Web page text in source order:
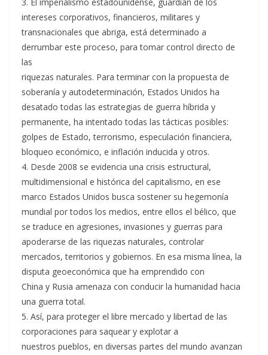
intereses corporativos, financieros, militares y
transnacionales que abriga, está determinado a
derrumbar este proceso, para tomar control directo de
las
riquezas naturales. Para terminar con la propuesta de
soberanía y autodeterminación, Estados Unidos ha
desatado todas las estrategias de guerra híbrida y
permanente, ha intentado todas las tácticas posibles:
golpes de Estado, terrorismo, especulación financiera,
bloqueo económico, e inflación inducida y otros.
4. Desde 2008 se evidencia una crisis estructural,
multidimensional e histórica del capitalismo, en ese
marco Estados Unidos busca sostener su hegemonía
mundial por todos los medios, entre ellos el bélico, que
se traduce en agresiones, invasiones y guerras para
apoderarse de las riquezas naturales, controlar
mercados, territorios y gobiernos. En esa misma línea, la
disputa geoeconómica que ha emprendido con
China y Rusia amenaza con conducir la humanidad hacia
una guerra total.
5. Así, para proteger el libre mercado y libertad de las
corporaciones para saquear y explotar a
nuestros pueblos, en diversas partes del mundo avanzan